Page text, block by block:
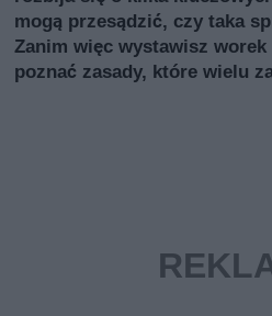
mogą przesądzić, czy taka
Zanim więc wystawisz
poznać zasady, które wielu